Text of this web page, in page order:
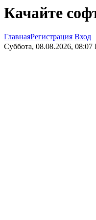
Качайте
ГлавнаяРегистрация Вход
Суббота, 08.08.2026, 08:07